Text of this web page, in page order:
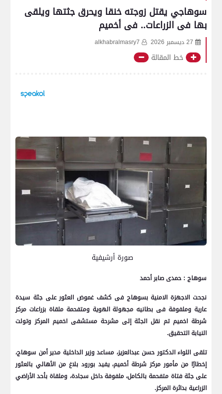
سوهاجي يقتل زوجته خنقا ويحرق جثتها ويلقى
بها فى الزراعات.. فى أخميم
27 ديسمبر 2026 alkhabralmasry7
خط المقالة
صورة أرشيفية
سوهاج : حمدى صابر أحمد
نجحت الاجهزة الامنية بسوهاج فى كشف غموض العثور على جثة سيدة
عارية وملفوفة فى بطانيه مجهولة الهوية ومتفحمة ملقاة بزراعات مركز
شرطة اخميم تم نقل الجثة إلى مشرحة مستشفى اخميم المركز وتولت
النيابة التحقيق.
تلقى اللواء الدكتور حسن عبدالعزيز، مساعد وزير الداخلية مدير أمن سوهاج،
إخطارًا من مأمور مركز شرطة أخميم، يفيد بورود بلاغ من الأهالي بالعثور
على جثة فتاة متفحمة بالكامل، ملفوفة داخل سجادة، وملقاة بأحد الأراضي
الزراعية بدائرة المركز.